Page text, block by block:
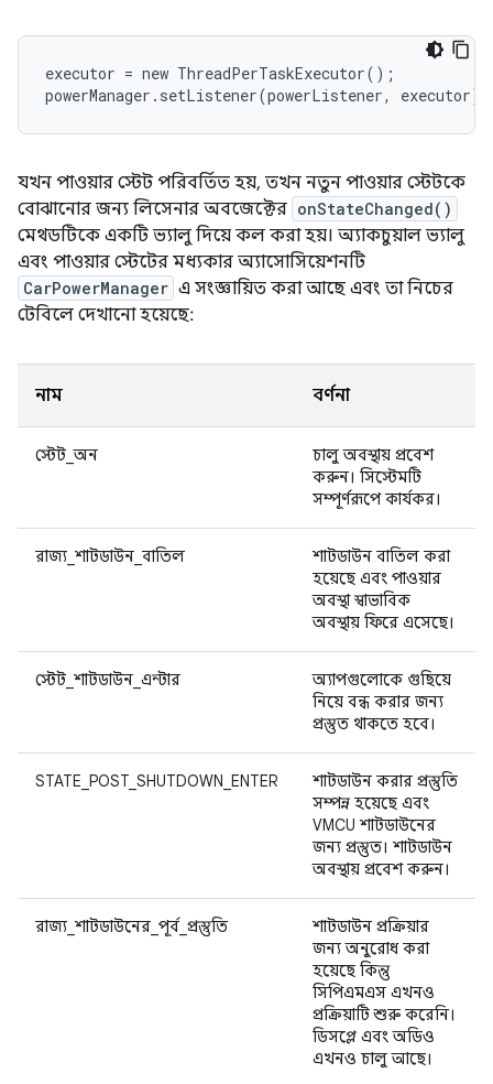
executor = new ThreadPerTaskExecutor();
powerManager.setListener(powerListener, executor);
যখন পাওয়ার স্টেট পরিবর্তিত হয়, তখন নতুন পাওয়ার স্টেটকে
বোঝানোর জন্য লিসেনার অবজেক্টের onStateChanged()
মেথডটিকে একটি ভ্যালু দিয়ে কল করা হয়। অ্যাকচুয়াল ভ্যালু
এবং পাওয়ার স্টেটের মধ্যকার অ্যাসোসিয়েশনটি
CarPowerManager এ সংজ্ঞায়িত করা আছে এবং তা নিচের
টেবিলে দেখানো হয়েছে:
নাম বর্ণনা
স্টেট_অন
চালু অবস্থায় প্রবেশ
করুন। সিস্টেমটি
সম্পূর্ণরূপে কার্যকর।
রাজ্য_শাটডাউন_বাতিল
শাটডাউন বাতিল করা
হয়েছে এবং পাওয়ার
অবস্থা স্বাভাবিক
অবস্থায় ফিরে এসেছে।
স্টেট_শাটডাউন_এন্টার
অ্যাপগুলোকে গুছিয়ে
নিয়ে বন্ধ করার জন্য
প্রস্তুত থাকতে হবে।
STATE_POST_SHUTDOWN_ENTER
শাটডাউন করার প্রস্তুতি
সম্পন্ন হয়েছে এবং
VMCU শাটডাউনের
জন্য প্রস্তুত। শাটডাউন
অবস্থায় প্রবেশ করুন।
রাজ্য_শাটডাউনের_পূর্ব_প্রস্তুতি
শাটডাউন প্রক্রিয়ার
জন্য অনুরোধ করা
হয়েছে কিন্তু
সিপিএমএস এখনও
প্রক্রিয়াটি শুরু করেনি।
ডিসপ্লে এবং অডিও
এখনও চালু আছে।